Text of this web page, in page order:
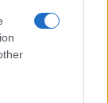
idején, a
egy
a